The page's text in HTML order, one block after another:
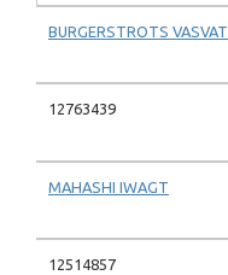
BURGERSTROTS VASVAT
12763439
MAHASHI IWAGT
12514857